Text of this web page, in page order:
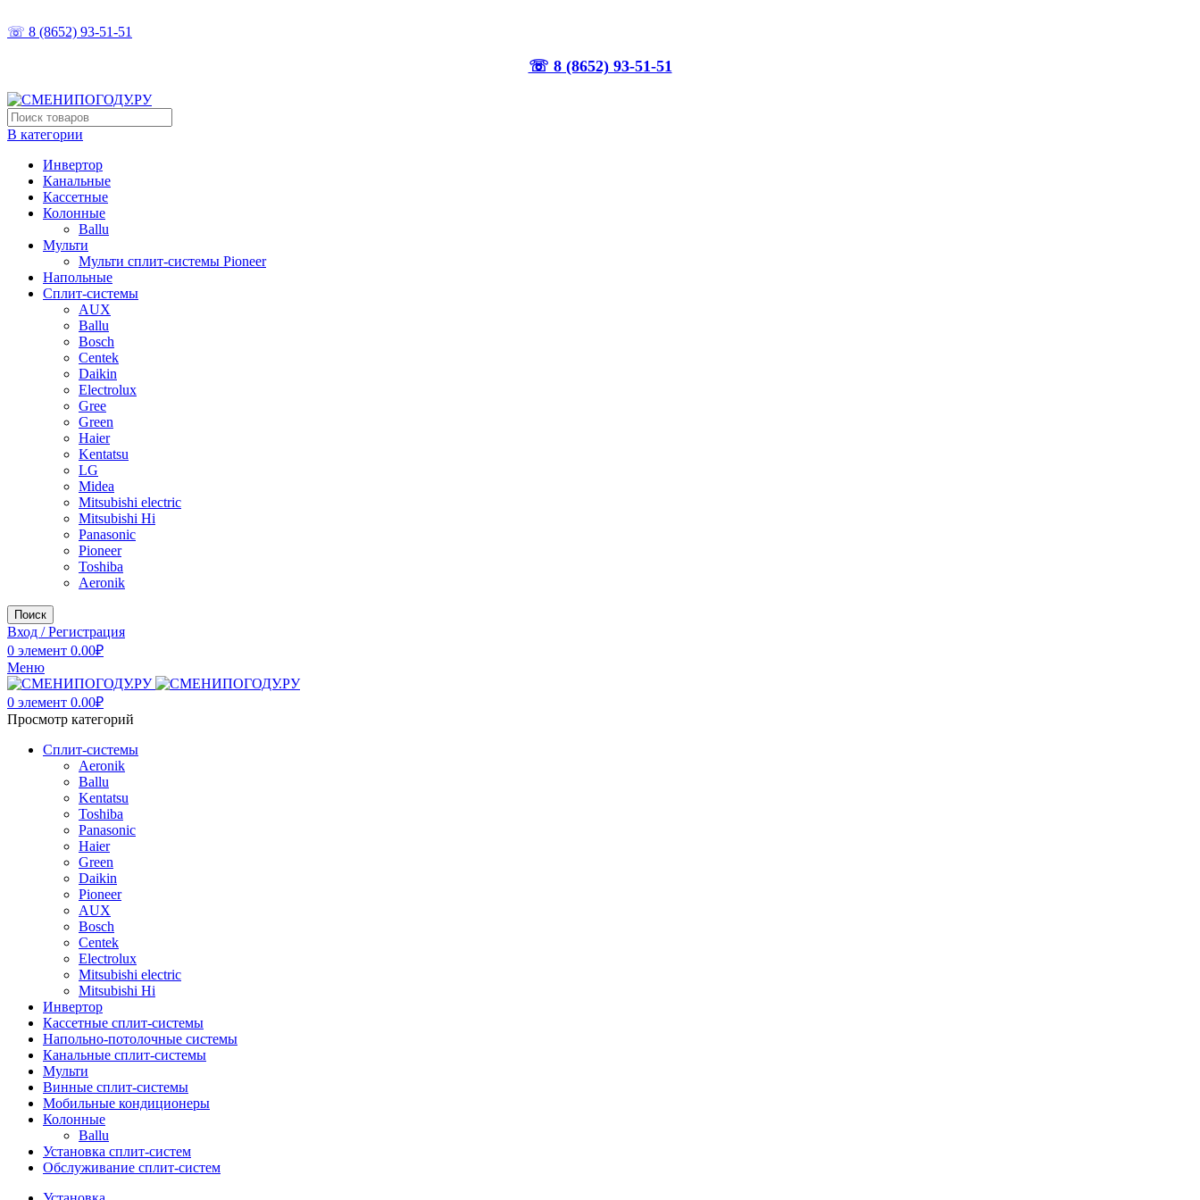
☏ 8 (8652) 93-51-51
☏ 8 (8652) 93-51-51
В категории
Инвертор
Канальные
Кассетные
Колонные
Ballu
Мульти
Мульти сплит-системы Pioneer
Напольные
Сплит-системы
AUX
Ballu
Bosch
Centek
Daikin
Electrolux
Gree
Green
Haier
Kentatsu
LG
Midea
Mitsubishi electric
Mitsubishi Hi
Panasonic
Pioneer
Toshiba
Аeronik
Поиск
Вход / Регистрация
0 элемент 0.00₽
Меню
0 элемент 0.00₽
Просмотр категорий
Сплит-системы
Аeronik
Ballu
Kentatsu
Toshiba
Panasonic
Haier
Green
Daikin
Pioneer
AUX
Bosch
Centek
Electrolux
Mitsubishi electric
Mitsubishi Hi
Инвертор
Кассетные сплит-системы
Напольно-потолочные системы
Канальные сплит-системы
Мульти
Винные сплит-системы
Мобильные кондиционеры
Колонные
Ballu
Установка сплит-систем
Обслуживание сплит-систем